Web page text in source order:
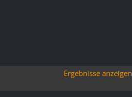
Ergebnisse anzeigen